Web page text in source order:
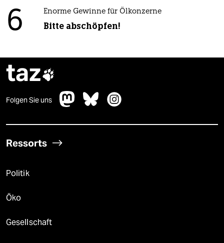
6 Enorme Gewinne für Ölkonzerne
Bitte abschöpfen!
taz
Folgen Sie uns
Ressorts
Politik
Öko
Gesellschaft